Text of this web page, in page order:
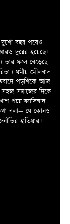
দুশো বছর পরেও
দুরের হয়েছে।
তার ফলে বেড়েছে
ধর্মীয় মৌলবাদ
পড়শিকে আজ
সহজ সমাজের দিকে
পরে ফ্যাসিবাদ
বলা—­­ যে কোনও
হাতিয়ার।